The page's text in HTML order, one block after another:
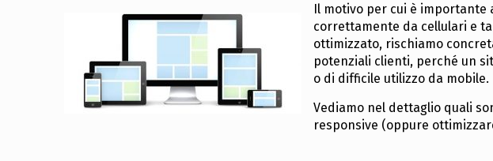
Il motivo per cui è importante
correttamente da cellulari e
ottimizzato, rischiamo
potenziali clienti, perché un
o di difficile utilizzo da mobile.
Vediamo nel dettaglio quali
responsive (oppure